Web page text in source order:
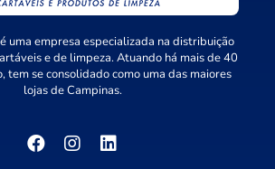
é uma empresa especializada na distribuição
e de limpeza. Atuando há mais de 40
tem se consolidado como uma das maiores
lojas de Campinas.